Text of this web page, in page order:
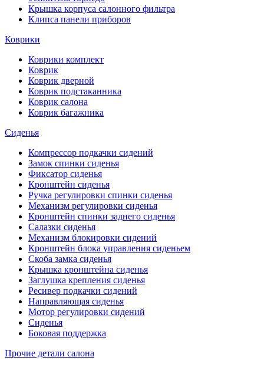
Крышка корпуса салонного фильтра
Клипса панели приборов
Коврики
Коврики комплект
Коврик
Коврик дверной
Коврик подстаканника
Коврик салона
Коврик багажника
Сиденья
Компрессор подкачки сидений
Замок спинки сиденья
Фиксатор сиденья
Кронштейн сиденья
Ручка регулировки спинки сиденья
Механизм регулировки сиденья
Кронштейн спинки заднего сиденья
Салазки сиденья
Механизм блокировки сидений
Кронштейн блока управления сиденьем
Скоба замка сиденья
Крышка кронштейна сиденья
Заглушка крепления сиденья
Ресивер подкачки сидений
Направляющая сиденья
Мотор регулировки сидений
Сиденья
Боковая поддержка
Прочие детали салона